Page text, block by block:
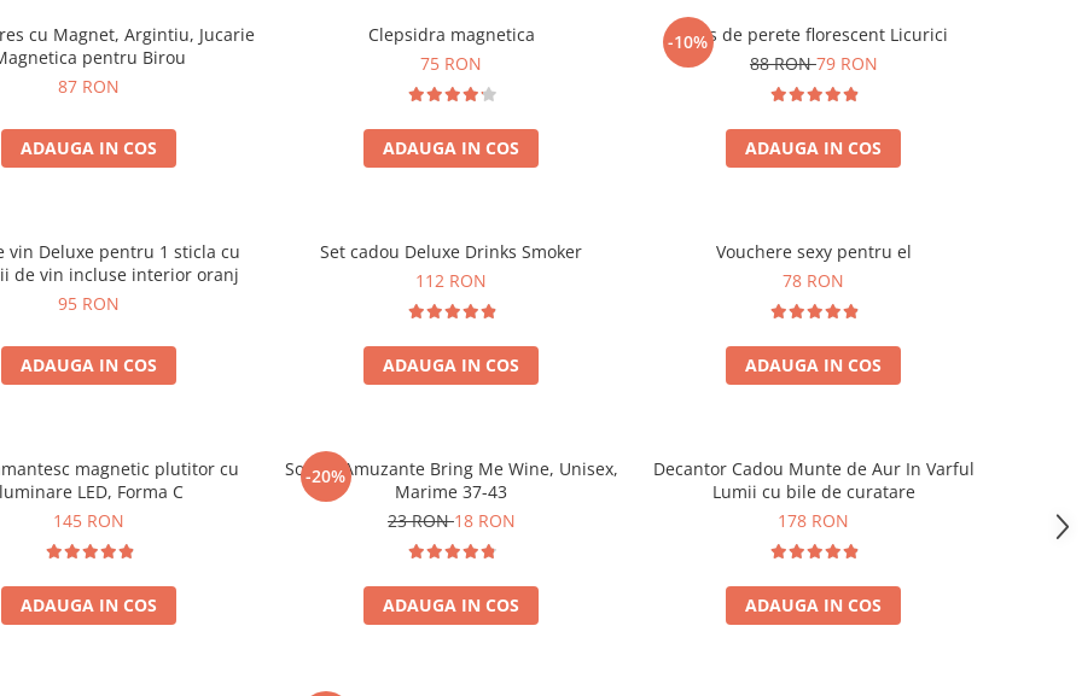
cu Magnet, Argintiu, Jucarie
pentru Birou
87 RON
ADAUGA IN COS
Clepsidra magnetica
75 RON
ADAUGA IN COS
-10%
Ceas de perete florescent Licurici
88 RON79 RON
ADAUGA IN COS
vin Deluxe pentru 1 sticla cu
de vin incluse interior oranj
95 RON
ADAUGA IN COS
Set cadou Deluxe Drinks Smoker
112 RON
ADAUGA IN COS
Vouchere sexy pentru el
78 RON
ADAUGA IN COS
magnetic plutitor cu
LED, Forma C
145 RON
ADAUGA IN COS
-20%
Sosete Amuzante Bring Me Wine, Unisex,
Marime 37-43
23 RON18 RON
ADAUGA IN COS
Decantor Cadou Munte de Aur In Varful
Lumii cu bile de curatare
178 RON
ADAUGA IN COS